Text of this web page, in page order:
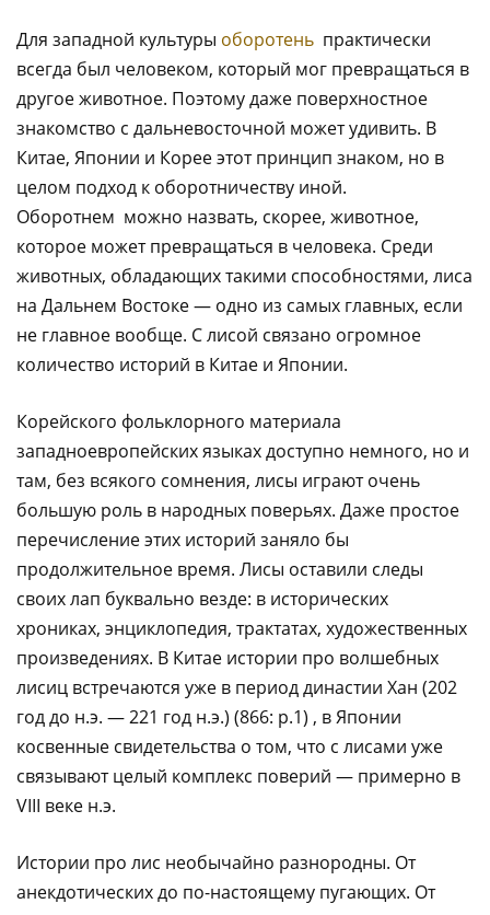
Для западной культуры оборотень практически
всегда был человеком, который мог превращаться в
другое животное. Поэтому даже поверхностное
знакомство с дальневосточной может удивить. В
Китае, Японии и Корее этот принцип знаком, но в
целом подход к оборотничеству иной.
Оборотнем можно назвать, скорее, животное,
которое может превращаться в человека. Среди
животных, обладающих такими способностями, лиса
на Дальнем Востоке — одно из самых главных, если
не главное вообще. С лисой связано огромное
количество историй в Китае и Японии.
Корейского фольклорного материала
западноевропейских языках доступно немного, но и
там, без всякого сомнения, лисы играют очень
большую роль в народных поверьях. Даже простое
перечисление этих историй заняло бы
продолжительное время. Лисы оставили следы
своих лап буквально везде: в исторических
хрониках, энциклопедия, трактатах, художественных
произведениях. В Китае истории про волшебных
лисиц встречаются уже в период династии Хан (202
год до н.э. — 221 год н.э.) (866: p.1) , в Японии
косвенные свидетельства о том, что с лисами уже
связывают целый комплекс поверий — примерно в
VIII веке н.э. ​‌‌​‌‌​ ​‌​‌‌‌‌ ​​​‌​‌ ​​‌‌​​ ​​‌‌‌​ ​‌​​​‌ ​​‌‌‌​ ​​​‌‌‌ ​​‌​‌​ ​‌​​​‌ ​​‌‌‌​ ​​‌‌‌‌ ​‌​​​‌ ​​‌​‌​ ​​‌​‌‌ ​‌​​‌‌ ​‌​‌​‌​ ​‌‌​‌‌​ ​‌‌‌​‌‌ ​​‌‌‌‌
Истории про лис необычайно разнородны. От
анекдотических до по-настоящему пугающих. От